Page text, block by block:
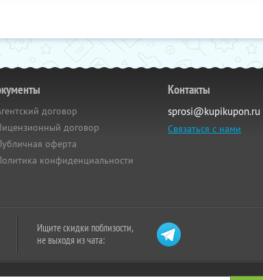
договор
договор
оферта
конфиденциальности
Контакты
sprosi@kupikupon.ru
Связаться с нами
Ищите скидки поблизости,
не выходя из чата: